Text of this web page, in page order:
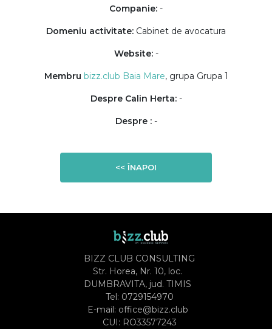
Companie: -
Domeniu activitate: Cabinet de avocatura
Website:-
Membru bizz.club Baia Mare, grupa Grupa 1
Despre Calin Herta: -
Despre : -
<< ÎNAPOI
BIZZ CLUB CONSULTING
Str. Horea, Nr. 10, loc.
DUMBRAVITA, jud. TIMIS
Tel: 0729154970
E-mail: office@bizz.club
CUI: RO33577243